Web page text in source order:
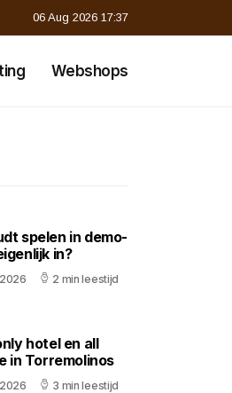
06 Aug 2026 17:37
Webshops
spelen in demo-
in?
2 min leestijd
hotel en all
in Torremolinos
3 min leestijd